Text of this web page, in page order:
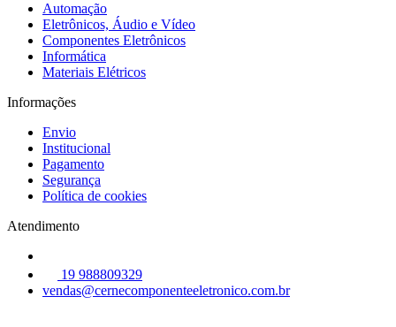
Automação
Eletrônicos, Áudio e Vídeo
Componentes Eletrônicos
Informática
Materiais Elétricos
Informações
Envio
Institucional
Pagamento
Segurança
Política de cookies
Atendimento
19 988809329
vendas@cernecomponenteeletronico.com.br